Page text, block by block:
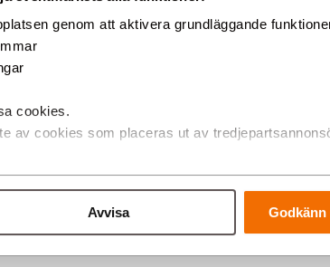
genom att aktivera grundläggande
cookies.
av cookies som placeras ut av
Avvisa Godkänn
- Frågor & Svar
frågor & svar som ger dig en klarare bild av
med olika aktörer/leverantörer? Kostar det pengar att